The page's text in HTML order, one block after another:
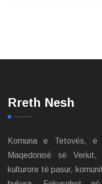
Rreth Nesh
Komuna e Tetovës, e
Maqedonisë së
kulturore të pasur,